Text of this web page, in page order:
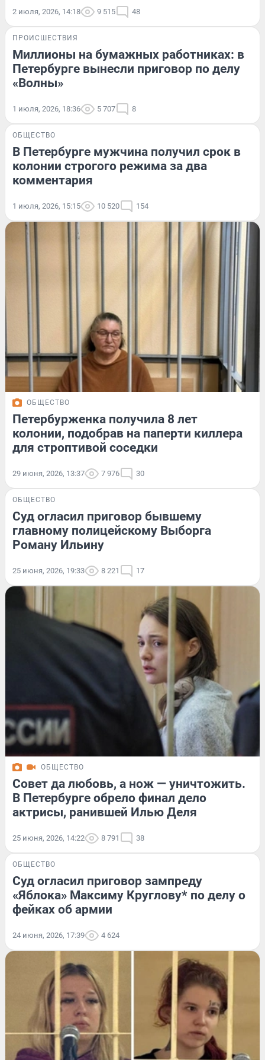
2 июля, 2026, 14:18 9 515 48
ПРОИСШЕСТВИЯ
Миллионы на бумажных работниках: в
Петербурге вынесли приговор по делу
«Волны»
1 июля, 2026, 18:36 5 707 8
ОБЩЕСТВО
В Петербурге мужчина получил срок в
колонии строгого режима за два
комментария
1 июля, 2026, 15:15 10 520 154
ОБЩЕСТВО
Петербурженка получила 8 лет
колонии, подобрав на паперти киллера
для строптивой соседки
29 июня, 2026, 13:37 7 976 30
ОБЩЕСТВО
Суд огласил приговор бывшему
главному полицейскому Выборга
Роману Ильину
25 июня, 2026, 19:33 8 221 17
ОБЩЕСТВО
Совет да любовь, а нож — уничтожить.
В Петербурге обрело финал дело
актрисы, ранившей Илью Деля
25 июня, 2026, 14:22 8 791 38
ОБЩЕСТВО
Суд огласил приговор зампреду
«Яблока» Максиму Круглову* по делу о
фейках об армии
24 июня, 2026, 17:39 4 624